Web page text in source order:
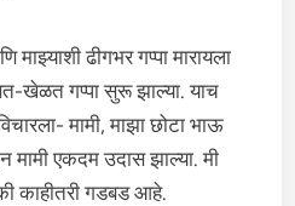
ढीगभर गप्पा मारायला
खेळत गप्पा सुरू झाल्या. याच
मामी, माझा छोटा भाऊ
एकदम उदास झाल्या. मी
काहीतरी गडबड आहे.